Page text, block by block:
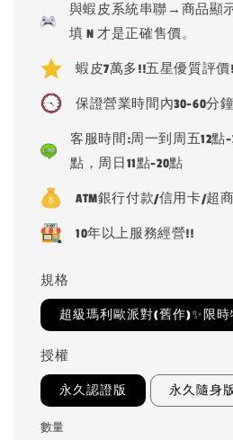
與蝦皮系統串聯→商品顯
填 N 才是正確售價。
蝦皮7萬多!!五星優質評價
保證營業時間內30-60分
客服時間:周一到周五12點-
點，周日11點-20點
ATM銀行付款/信用卡/超
10年以上服務經營!!
規格
超級瑪利歐派對(舊作)✨限時
授權
永久認證版 永久隨身版
數量